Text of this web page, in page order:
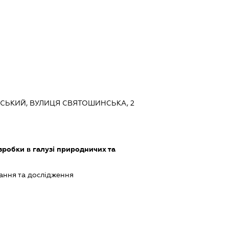
ВУЛИЦЯ СВЯТОШИНСЬКА, 2
в галузі природничих та
та дослідження